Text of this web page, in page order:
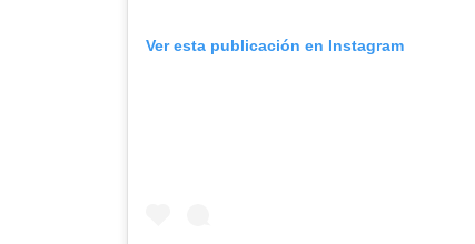
Ver esta publicación en Instagram